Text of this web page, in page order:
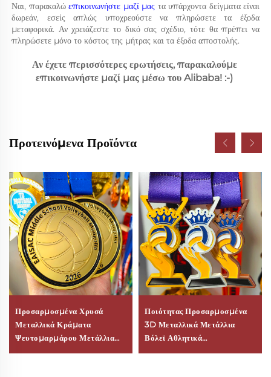
Ναι, παρακαλώ επικοινωνήστε μαζί μας τα υπάρχοντα δείγματα είναι
δωρεάν, εσείς απλώς υποχρεούστε να πληρώσετε τα έξοδα
μεταφορικά. Αν χρειάζεστε το δικό σας σχέδιο, τότε θα πρέπει να
πληρώσετε μόνο το κόστος της μήτρας και τα έξοδα αποστολής.
Αν έχετε περισσότερες ερωτήσεις, παρακαλούμε
επικοινωνήστε μαζί μας μέσω του Alibaba! :-)
Προτεινόμενα Προϊόντα
Προσαρμοσμένα Χρυσά
Μεταλλικά Κράματα
Ψευτομαρμάρου Μετάλλια
Ποιότητας Προσαρμοσμένα
3D Μεταλλικά Μετάλλια
Βόλεϊ Αθλητικά